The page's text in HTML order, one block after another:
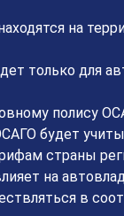
на
только для
полису
будет
страны
на
в